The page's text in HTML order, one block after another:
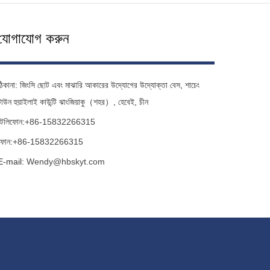
করুন
জিংসি ছোট এবং মাঝারি আকারের উদ্যোগের উদ্যোক্তা বেস, শাচেং
হুয়াইলাই কাউন্টি ঝাংজিয়াকু（শহর）, হেবেই, চীন
+86-15832266315
+86-15832266315
mail: Wendy@hbskyt.com